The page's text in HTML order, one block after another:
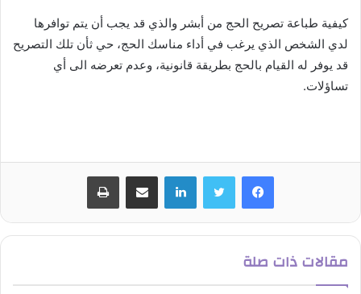
كيفية طباعة تصريح الحج من أبشر والذي قد يجب أن يتم توافرها
لدي الشخص الذي يرغب في أداء مناسك الحج، حي ثأن تلك التصريح
قد يوفر له القيام بالحج بطريقة قانونية، وعدم تعرضه الى أي
تساؤلات.
لينكدإن مشاركة عبر البريد طباعة
مقالات ذات صلة